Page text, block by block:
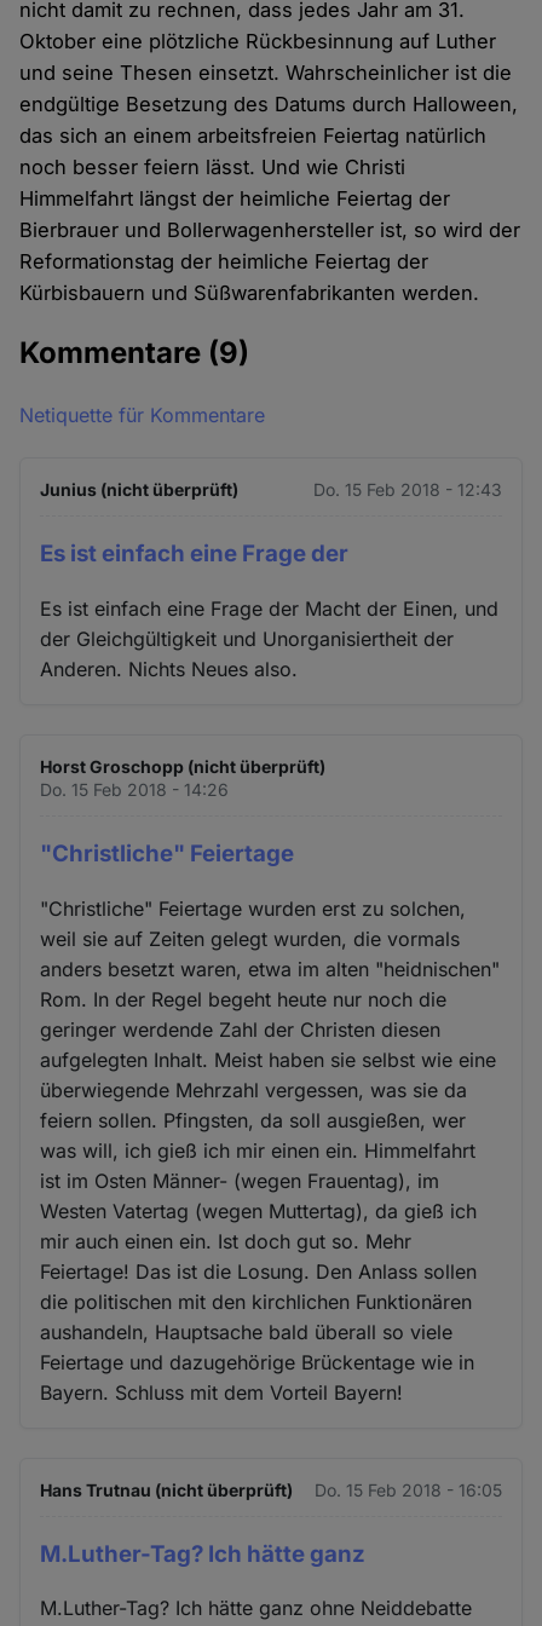
nicht damit zu rechnen, dass jedes Jahr am 31.
Oktober eine plötzliche Rückbesinnung auf Luther
und seine Thesen einsetzt. Wahrscheinlicher ist die
endgültige Besetzung des Datums durch Halloween,
das sich an einem arbeitsfreien Feiertag natürlich
noch besser feiern lässt. Und wie Christi
Himmelfahrt längst der heimliche Feiertag der
Bierbrauer und Bollerwagenhersteller ist, so wird der
Reformationstag der heimliche Feiertag der
Kürbisbauern und Süßwarenfabrikanten werden.
Kommentare (9)
Netiquette für Kommentare
Junius (nicht überprüft) Do. 15 Feb 2018 - 12:43
Es ist einfach eine Frage der
Es ist einfach eine Frage der Macht der Einen, und
der Gleichgültigkeit und Unorganisiertheit der
Anderen. Nichts Neues also.
Horst Groschopp (nicht überprüft)
Do. 15 Feb 2018 - 14:26
"Christliche" Feiertage
"Christliche" Feiertage wurden erst zu solchen,
weil sie auf Zeiten gelegt wurden, die vormals
anders besetzt waren, etwa im alten "heidnischen"
Rom. In der Regel begeht heute nur noch die
geringer werdende Zahl der Christen diesen
aufgelegten Inhalt. Meist haben sie selbst wie eine
überwiegende Mehrzahl vergessen, was sie da
feiern sollen. Pfingsten, da soll ausgießen, wer
was will, ich gieß ich mir einen ein. Himmelfahrt
ist im Osten Männer- (wegen Frauentag), im
Westen Vatertag (wegen Muttertag), da gieß ich
mir auch einen ein. Ist doch gut so. Mehr
Feiertage! Das ist die Losung. Den Anlass sollen
die politischen mit den kirchlichen Funktionären
aushandeln, Hauptsache bald überall so viele
Feiertage und dazugehörige Brückentage wie in
Bayern. Schluss mit dem Vorteil Bayern!
Hans Trutnau (nicht überprüft) Do. 15 Feb 2018 - 16:05
M.Luther-Tag? Ich hätte ganz
M.Luther-Tag? Ich hätte ganz ohne Neiddebatte